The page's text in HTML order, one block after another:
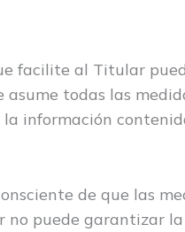
facilite al Titular
todas las
información
de que las
puede garantizar